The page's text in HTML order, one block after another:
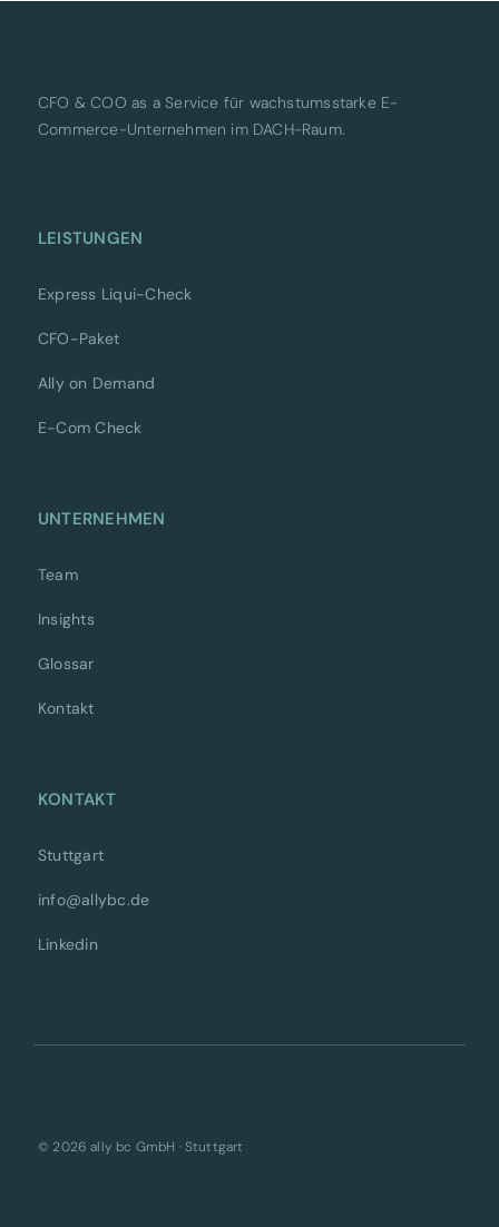
CFO & COO as a Service für wachstumsstarke E-
Commerce-Unternehmen im DACH-Raum.
LEISTUNGEN
Express Liqui-Check
CFO-Paket
Ally on Demand
E-Com Check
UNTERNEHMEN
Team
Insights
Glossar
Kontakt
KONTAKT
Stuttgart
info@allybc.de
Linkedin
© 2026 ally bc GmbH · Stuttgart